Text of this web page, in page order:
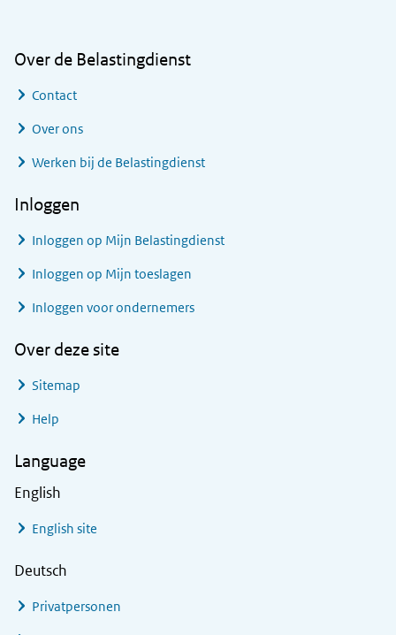
Over de Belastingdienst
Contact
Over ons
Werken bij de Belastingdienst
Inloggen
Inloggen op Mijn Belastingdienst
Inloggen op Mijn toeslagen
Inloggen voor ondernemers
Over deze site
Sitemap
Help
Language
English
English site
Deutsch
Privatpersonen